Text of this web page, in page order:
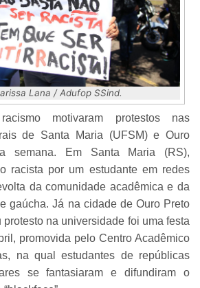
Lana / Adufop SSind.
motivaram protestos nas
de Santa Maria (UFSM) e Ouro
semana. Em Santa Maria (RS),
racista por um estudante em redes
da comunidade acadêmica e da
gaúcha. Já na cidade de Ouro Preto
protesto na universidade foi uma festa
promovida pelo Centro Acadêmico
na qual estudantes de repúblicas
se fantasiaram e difundiram o